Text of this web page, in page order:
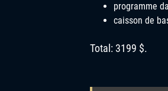
programme
caisson de
Total: 3199 $.